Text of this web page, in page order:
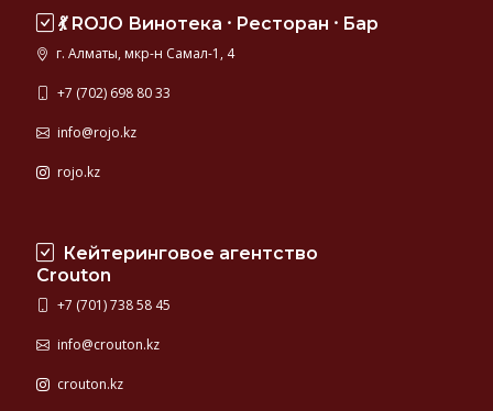
💃 ROJO Винотека ⸱ Ресторан ⸱ Бар
г. Алматы, мкр-н Самал-1, 4
+7 (702) 698 80 33
info@rojo.kz
rojo.kz
Кейтеринговое агентство
Crouton
+7 (701) 738 58 45
info@crouton.kz
crouton.kz